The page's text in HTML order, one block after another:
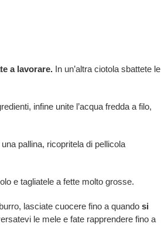
a lavorare.In un’altra ciotola sbattete le
infine unite l’acqua fredda a filo,
pallina, ricopritela di pellicola
e tagliatele a fette molto grosse.
lasciate cuocere fino a quando si
le mele e fate rapprendere fino a